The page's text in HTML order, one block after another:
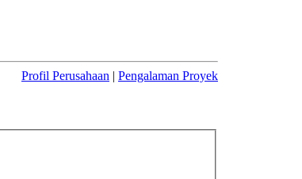
Profil Perusahaan | Pengalaman Proyek